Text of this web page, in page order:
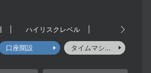
ハイリスクレベル
口座開設 タイムマシーン